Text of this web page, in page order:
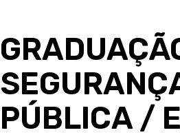
PÚBLICA /